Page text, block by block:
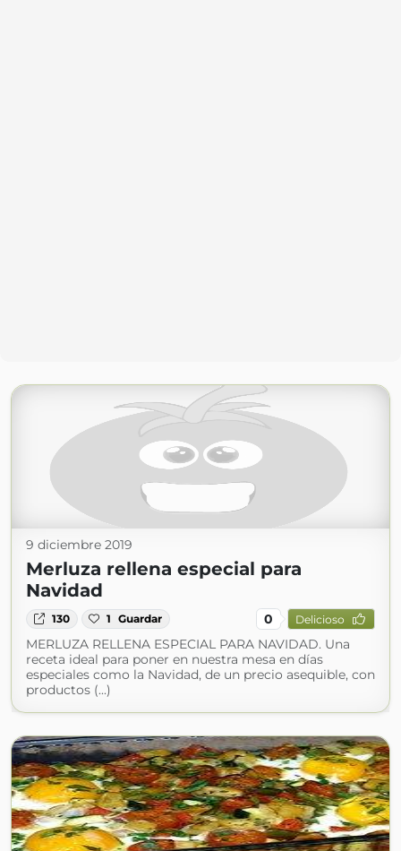
9 diciembre 2019
Merluza rellena especial para
Navidad
130 1 Guardar 0 Delicioso
MERLUZA RELLENA ESPECIAL PARA NAVIDAD. Una
receta ideal para poner en nuestra mesa en días
especiales como la Navidad, de un precio asequible, con
productos (...)